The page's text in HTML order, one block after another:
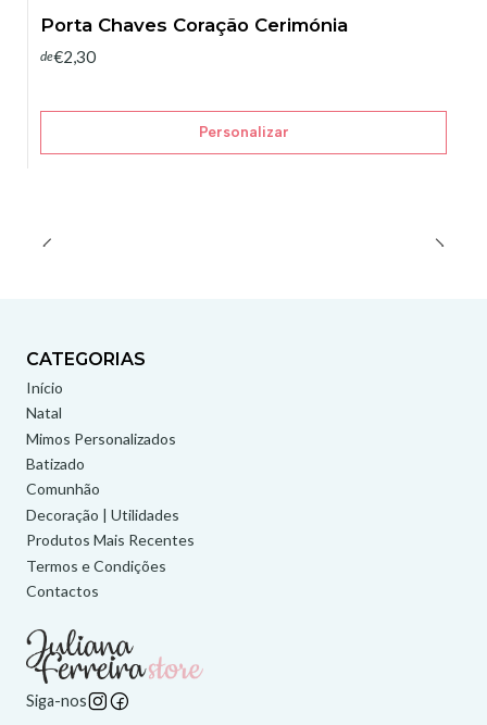
Porta Chaves Coração Cerimónia
de€2,30
Personalizar
CATEGORIAS
Início
Natal
Mimos Personalizados
Batizado
Comunhão
Decoração | Utilidades
Produtos Mais Recentes
Termos e Condições
Contactos
Siga-nos